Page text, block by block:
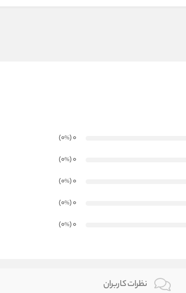
0
(0
%
)
0
(0
%
)
0
(0
%
)
0
(0
%
)
0
(0
%
)
نظرات کاربران